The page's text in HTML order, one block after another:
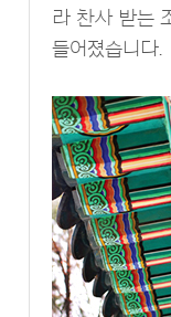
라 찬사 받는
들어졌습니다.